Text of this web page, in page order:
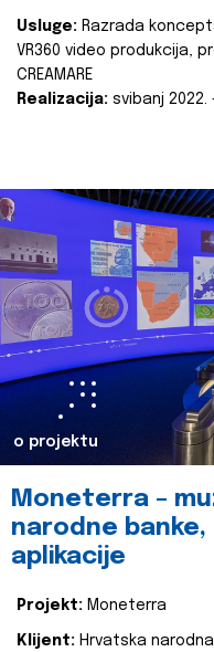
Usluge: Razrada
VR360 video produkcija,
CREAMARE
Realizacija: svibanj 2022.
o projektu
Moneterra –
narodne
aplikacije
Projekt: Moneterra
Klijent: Hrvatska